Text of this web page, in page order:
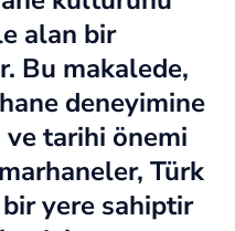
alan bir
Bu makalede,
deneyimine
ve tarihi önemi
Türk
yere sahiptir